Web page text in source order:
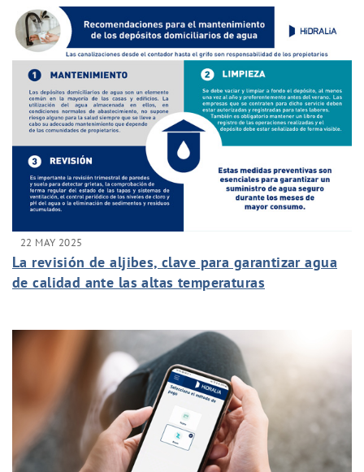
22 MAY 2025
La revisión de aljibes, clave para garantizar agua
de calidad ante las altas temperaturas